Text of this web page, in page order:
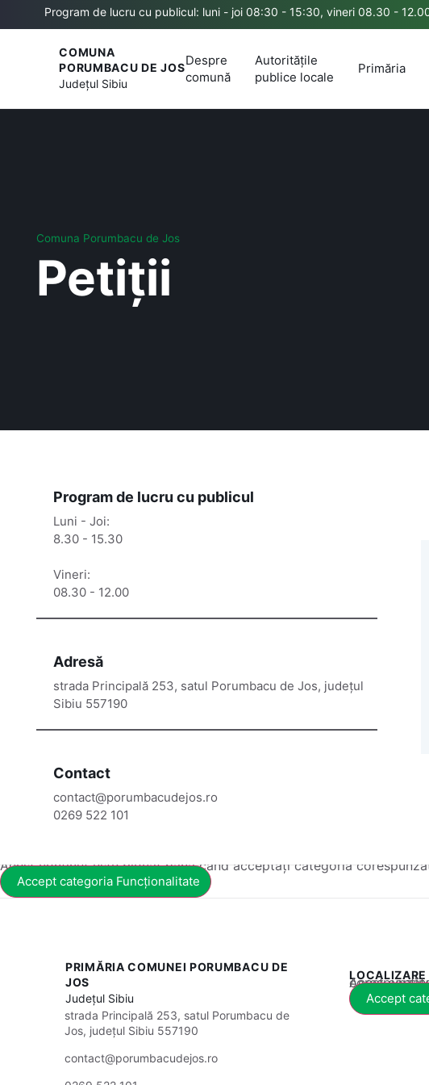
Program de lucru cu publicul: luni - joi 08:30 - 15:30, vineri 08.30 -
COMUNA
PORUMBACU DE JOS
Județul Sibiu
Despre
comună
Autoritățile
publice locale
Primăria
Comuna Porumbacu de Jos
Petiții
Program de lucru cu publicul
Luni - Joi:
8.30 - 15.30
Vineri:
08.30 - 12.00
Adresă
strada Principală 253, satul Porumbacu de Jos, județul
Sibiu 557190
Contact
contact@porumbacudejos.ro
0269 522 101
Acest conținut este blocat până când acceptați categoria
Accept categoria Funcționalitate
PRIMĂRIA COMUNEI PORUMBACU DE
JOS
Județul Sibiu
strada Principală 253, satul Porumbacu de
Jos, județul Sibiu 557190
contact@porumbacudejos.ro
LOCALIZARE
Acest conținut este blocat până
Accept